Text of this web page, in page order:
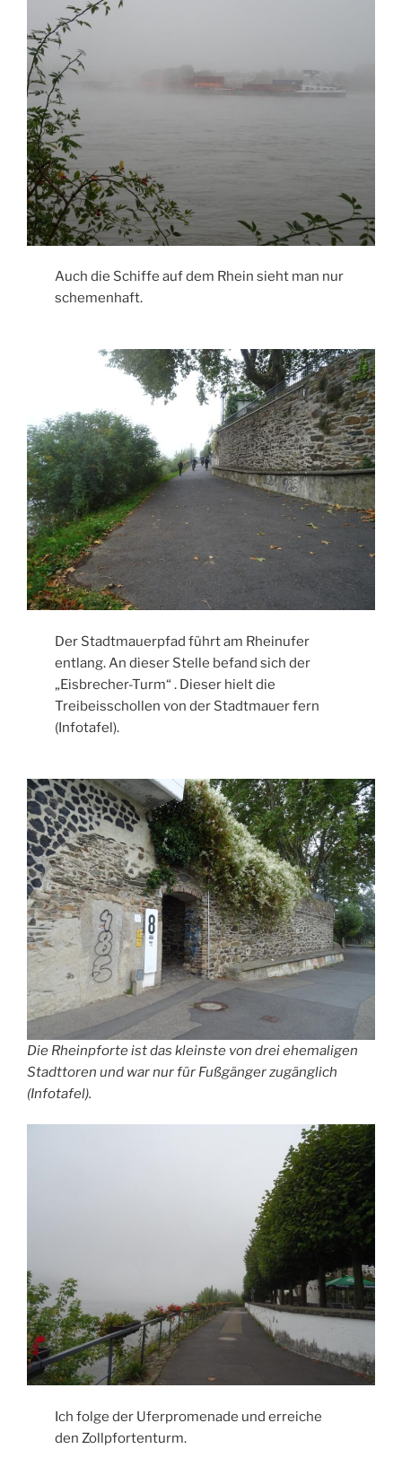
Auch die Schiffe auf dem Rhein sieht man nur
schemenhaft.
Der Stadtmauerpfad führt am Rheinufer
entlang. An dieser Stelle befand sich der
„Eisbrecher-Turm“ . Dieser hielt die
Treibeisschollen von der Stadtmauer fern
(Infotafel).
Die Rheinpforte ist das kleinste von drei ehemaligen
Stadttoren und war nur für Fußgänger zugänglich
(Infotafel).
Ich folge der Uferpromenade und erreiche
den Zollpfortenturm.